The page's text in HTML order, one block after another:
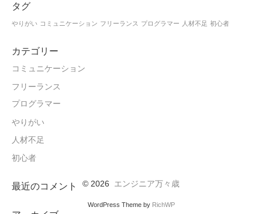
タグ
やりがい コミュニケーション フリーランス プログラマー 人材不足 初心者
カテゴリー
コミュニケーション
フリーランス
プログラマー
やりがい
人材不足
初心者
最近のコメント © 2026 エンジニア万々歳
WordPress Theme by RichWP